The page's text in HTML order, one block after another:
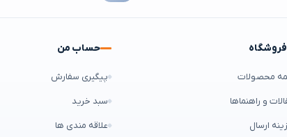
فروشگاه
محصولات
و راهنماها
ارسال
حساب من
پیگیری سفارش
سبد خرید
علاقه مندی ها